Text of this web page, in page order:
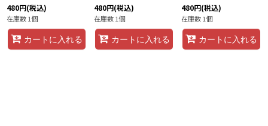
480円(税込)
在庫数 1個
カートに入れる
480円(税込)
在庫数 1個
カートに入れる
480円(税込)
在庫数 1個
カートに入れる